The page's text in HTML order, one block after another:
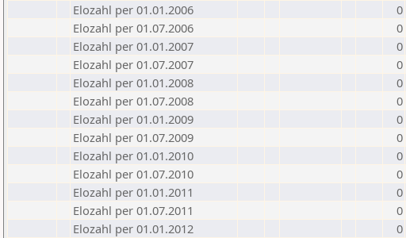
Elozahl per 01.01.2006
0
Elozahl per 01.07.2006
0
Elozahl per 01.01.2007
0
Elozahl per 01.07.2007
0
Elozahl per 01.01.2008
0
Elozahl per 01.07.2008
0
Elozahl per 01.01.2009
0
Elozahl per 01.07.2009
0
Elozahl per 01.01.2010
0
Elozahl per 01.07.2010
0
Elozahl per 01.01.2011
0
Elozahl per 01.07.2011
0
Elozahl per 01.01.2012
0